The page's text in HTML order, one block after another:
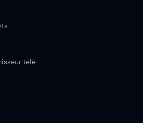
télé